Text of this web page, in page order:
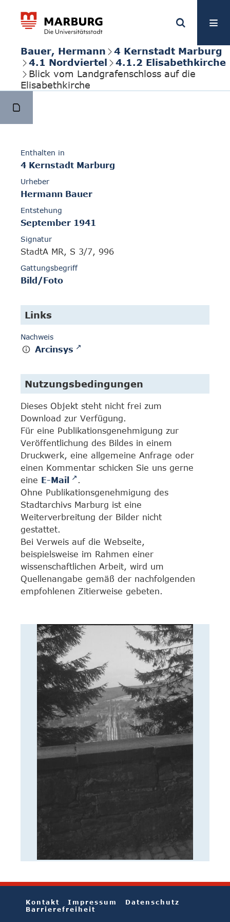
Bauer, Hermann
4 Kernstadt Marburg
4.1 Nordviertel
4.1.2 Elisabethkirche
Blick vom Landgrafenschloss auf die
Elisabethkirche
Enthalten in
4 Kernstadt Marburg
Urheber
Hermann Bauer
Entstehung
September 1941
Signatur
StadtA MR, S 3/7, 996
Gattungsbegriff
Bild/Foto
Links
Nachweis
Arcinsys
Nutzungsbedingungen
Dieses Objekt steht nicht frei zum
Download zur Verfügung.
Für eine Publikationsgenehmigung zur
Veröffentlichung des Bildes in einem
Druckwerk, eine allgemeine Anfrage oder
einen Kommentar schicken Sie uns gerne
eine E-Mail
.
Ohne Publikationsgenehmigung des
Stadtarchivs Marburg ist eine
Weiterverbreitung der Bilder nicht
gestattet.
Bei Verweis auf die Webseite,
beispielsweise im Rahmen einer
wissenschaftlichen Arbeit, wird um
Quellenangabe gemäß der nachfolgenden
empfohlenen Zitierweise gebeten.
Kontakt Impressum
Datenschutz
Barrierefreiheit